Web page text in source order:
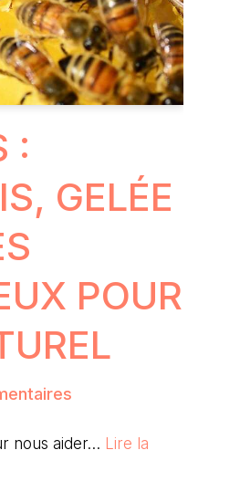
:
GELÉE
POUR
nous aider… Lire la